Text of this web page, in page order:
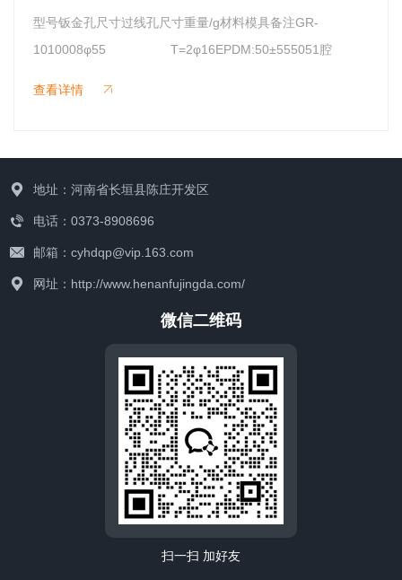
型号钣金孔尺寸过线孔尺寸重量/g材料模具备注GR-
1010008φ55 T=2φ16EPDM:50±555051腔
查看详情
地址：河南省长垣县陈庄开发区
电话：0373-8908696
邮箱：cyhdqp@vip.163.com
网址：http://www.henanfujingda.com/
微信二维码
扫一扫 加好友